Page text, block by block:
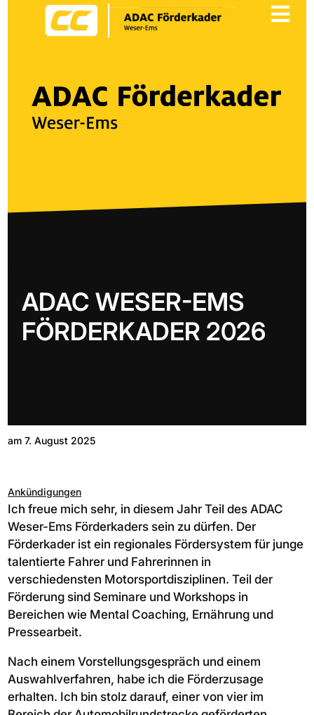

ADAC WESER-EMS
FÖRDERKADER 2026
am 7. August 2025
Ankündigungen
Ich freue mich sehr, in diesem Jahr Teil des ADAC
Weser-Ems Förderkaders sein zu dürfen. Der
Förderkader ist ein regionales Fördersystem für junge
talentierte Fahrer und Fahrerinnen in
verschiedensten Motorsportdisziplinen. Teil der
Förderung sind Seminare und Workshops in
Bereichen wie Mental Coaching, Ernährung und
Pressearbeit.
Nach einem Vorstellungsgespräch und einem
Auswahlverfahren, habe ich die Förderzusage
erhalten. Ich bin stolz darauf, einer von vier im